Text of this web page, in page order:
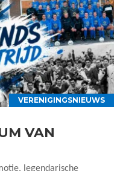
VERENIGINGSNIEUWS
VAN
legendarische